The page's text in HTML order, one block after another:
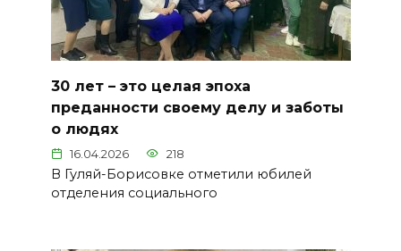
30 лет – это целая эпоха
преданности своему делу и заботы
о людях
16.04.2026 218
В Гуляй-Борисовке отметили юбилей
отделения социального